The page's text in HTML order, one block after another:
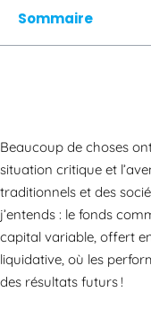
Sommaire
Beaucoup de choses
situation critique et
traditionnels et des
j’entends : le fonds
capital variable, offert
liquidative, où les
des résultats futurs !